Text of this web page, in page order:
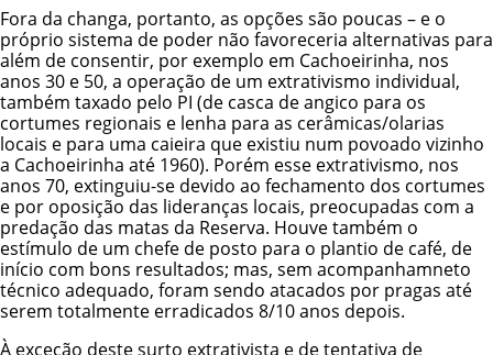
Fora da changa, portanto, as opções são poucas – e o
próprio sistema de poder não favoreceria alternativas para
além de consentir, por exemplo em Cachoeirinha, nos
anos 30 e 50, a operação de um extrativismo individual,
também taxado pelo PI (de casca de angico para os
cortumes regionais e lenha para as cerâmicas/olarias
locais e para uma caieira que existiu num povoado vizinho
a Cachoeirinha até 1960). Porém esse extrativismo, nos
anos 70, extinguiu-se devido ao fechamento dos cortumes
e por oposição das lideranças locais, preocupadas com a
predação das matas da Reserva. Houve também o
estímulo de um chefe de posto para o plantio de café, de
início com bons resultados; mas, sem acompanhamneto
técnico adequado, foram sendo atacados por pragas até
serem totalmente erradicados 8/10 anos depois.
À exceção deste surto extrativista e de tentativa de